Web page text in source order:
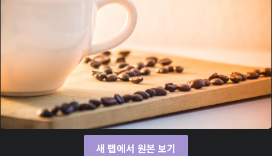
새 탭에서 원본 보기